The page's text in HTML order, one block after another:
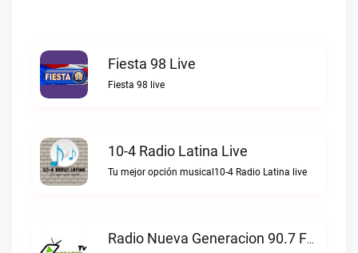
Fiesta 98 Live
Fiesta 98 live
10-4 Radio Latina Live
Tu mejor opción musical10-4 Radio Latina live
Radio Nueva Generacion 90.7 FM Live